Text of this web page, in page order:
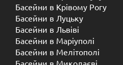
Басейни в Крівому Рогу
Басейни в Луцьку
Басейни в Львіві
Басейни в Маріуполі
Басейни в Мелітополі
Басейни в Миколаєві